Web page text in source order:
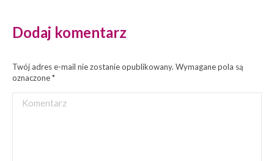
Dodaj komentarz
Twój adres e-mail nie zostanie opublikowany. Wymagane pola są
oznaczone*
Komentarz